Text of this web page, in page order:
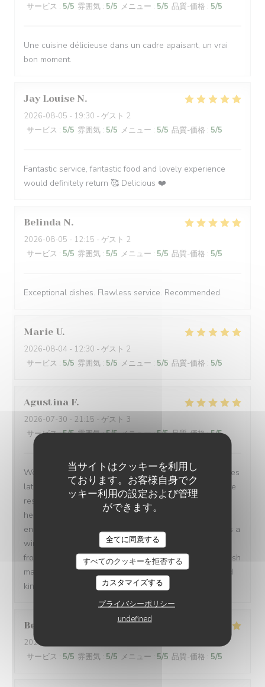
当サイトはクッキーを利用し
ております。お客様自身でク
ッキー利用の設定および管理
ができます。
全てに同意する
すべてのクッキーを拒否する
カスタマイズする
プライバシーポリシー
undefined
サービス : 5/5 雰囲気 : 5/5 メニュー : 5/5 品質-価格 : 5/5
Une cuisine délicieuse dans un cadre apaisant, un vrai
bon moment.
Jay Louise N
2026-08-05 - 19:30 - ゲスト 2
サービス : 5/5 雰囲気 : 5/5 メニュー : 5/5 品質-価格 : 5/5
Fantastic service, fantastic food and lovely experience
would definitely return 🥰 Delicious ❤️
Belinda N
2026-08-05 - 12:15 - ゲスト 2
サービス : 5/5 雰囲気 : 5/5 メニュー : 5/5 品質-価格 : 5/5
Exceptional dishes. Flawless service. Recommended.
Marie U
2026-08-04 - 12:30 - ゲスト 2
サービス : 5/5 雰囲気 : 5/5 メニュー : 5/5 品質-価格 : 5/5
Agustina F
2026-07-30 - 21:15 - ゲスト 3
サービス:5/5 雰囲気:5/5 メニュー:5/5 品質-価格:5/5
We made a quick reservation and arrived only 15 minutes
later to a warm, inviting, and authentic French bistro. The
restaurant owner and all of the waiters were incredibly
helpful and kind, spoke 3 languages, and were patient
enough to let us order in broken French. Every dish was a
win: magret de canard, bœuf bourguignon, assiette de
fromages, sorbet, and a light a creamy fraisier cake. I wish
many people have a chance to try their soulful food and
kindness. Gracias de parte de los argentinos :)
Berta
2026-08-01
サービス : 5/5 雰囲気 : 5/5 メニュー : 5/5 品質-価格 : 5/5